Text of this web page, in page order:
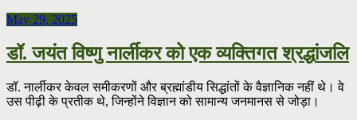
May 29, 2025
डॉ. जयंत विष्णु नार्लीकर को एक व्यक्तिगत श्रद्धांजलि
डॉ. नार्लीकर केवल समीकरणों और ब्रह्मांडीय सिद्धांतों के वैज्ञानिक नहीं थे। वे
उस पीढ़ी के प्रतीक थे, जिन्होंने विज्ञान को सामान्य जनमानस से जोड़ा।